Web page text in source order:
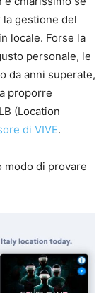
gestione del
locale. Forse la
personale, le
da anni superate,
proporre
(Location
di VIVE.
modo di provare